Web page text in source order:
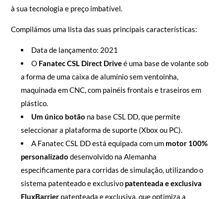
à sua tecnologia e preço imbatível.
Compilámos uma lista das suas principais características:
Data de lançamento: 2021
O Fanatec CSL Direct Driveé uma base de volante sob
a forma de uma caixa de alumínio sem ventoinha,
maquinada em CNC, com painéis frontais e traseiros em
plástico.
Um único botão na base CSL DD, que permite
seleccionar a plataforma de suporte (Xbox ou PC).
A Fanatec CSL DD está equipada com um motor 100%
personalizado desenvolvido na Alemanha
especificamente para corridas de simulação, utilizando o
sistema patenteado e exclusivo patenteada e exclusiva
FluxBarrier patenteada e exclusiva, que optimiza a